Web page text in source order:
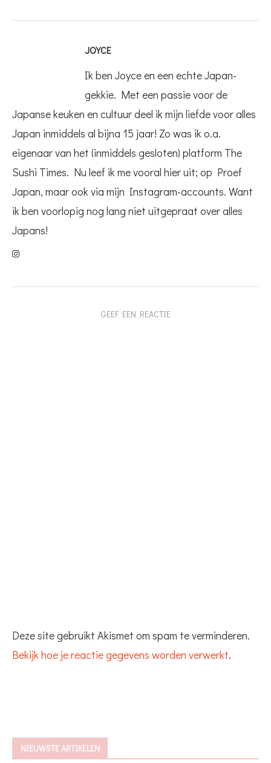
JOYCE
Ik ben Joyce en een echte Japan-
gekkie. Met een passie voor de
Japanse keuken en cultuur deel ik mijn liefde voor alles
Japan inmiddels al bijna 15 jaar! Zo was ik o.a.
eigenaar van het (inmiddels gesloten) platform The
Sushi Times. Nu leef ik me vooral hier uit; op Proef
Japan, maar ook via mijn Instagram-accounts. Want
ik ben voorlopig nog lang niet uitgepraat over alles
Japans!
GEEF EEN REACTIE
Deze site gebruikt Akismet om spam te verminderen.
Bekijk hoe je reactie gegevens worden verwerkt.
NIEUWSTE ARTIKELEN